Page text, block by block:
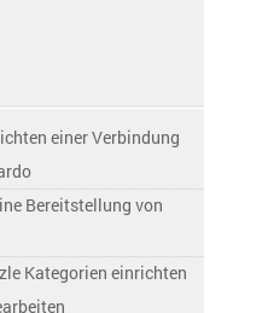
einer Verbindung
Bereitstellung von
Kategorien einrichten